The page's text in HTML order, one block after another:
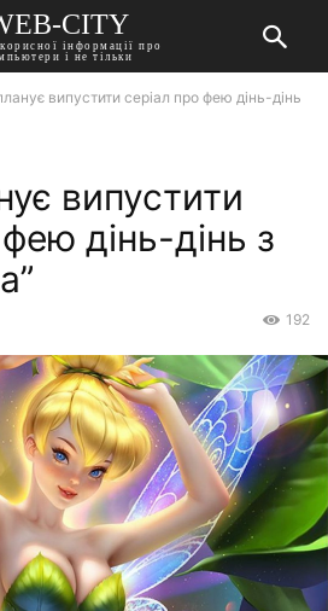
CITY
інформації про
і не тільки
випустити серіал про фею дінь-дінь
випустити
дінь-дінь з
192